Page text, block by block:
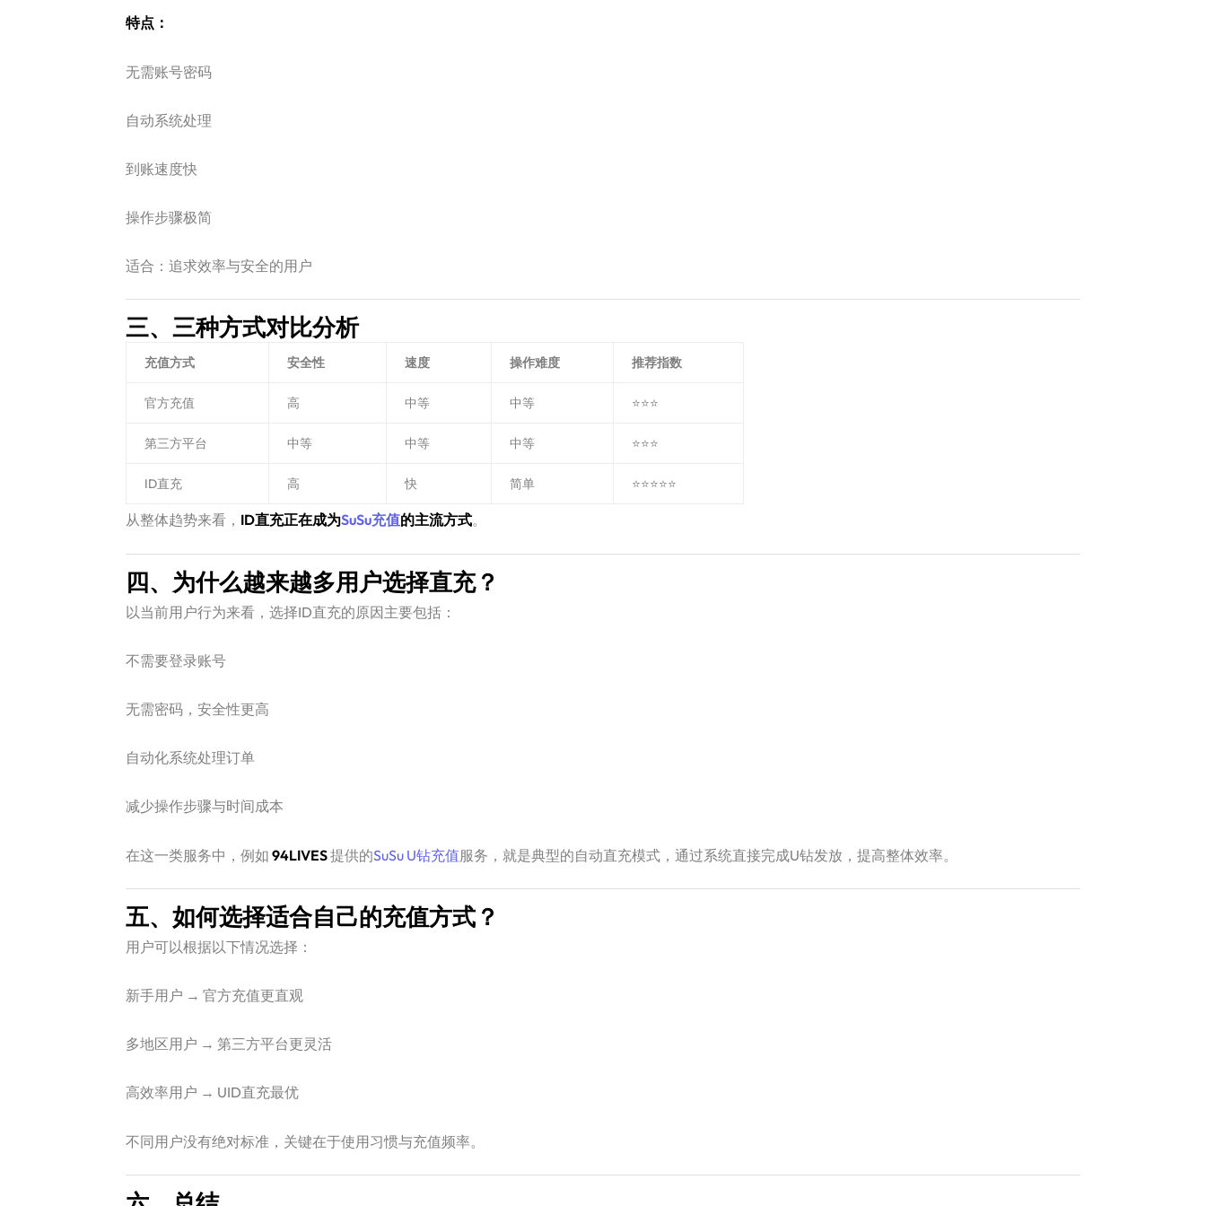
特点：
无需账号密码
自动系统处理
到账速度快
操作步骤极简
适合：追求效率与安全的用户
三、三种方式对比分析
充值方式 安全性 速度 操作难度 推荐指数
官方充值 高 中等 中等 ⭐⭐⭐
第三方平台 中等 中等 中等 ⭐⭐⭐
ID直充 高 快 简单 ⭐⭐⭐⭐⭐
从整体趋势来看， ID直充正在成为SuSu充值的主流方式。
四、为什么越来越多用户选择直充？
以当前用户行为来看，选择ID直充的原因主要包括：
不需要登录账号
无需密码，安全性更高
自动化系统处理订单
减少操作步骤与时间成本
在这一类服务中，例如 94LIVES提供的SuSu U钻充值服务，就是典型的自动直充模式，通过系统直接完成U钻发放，提高整体效率。
五、如何选择适合自己的充值方式？
用户可以根据以下情况选择：
新手用户 → 官方充值更直观
多地区用户 → 第三方平台更灵活
高效率用户 → UID直充最优
不同用户没有绝对标准，关键在于使用习惯与充值频率。